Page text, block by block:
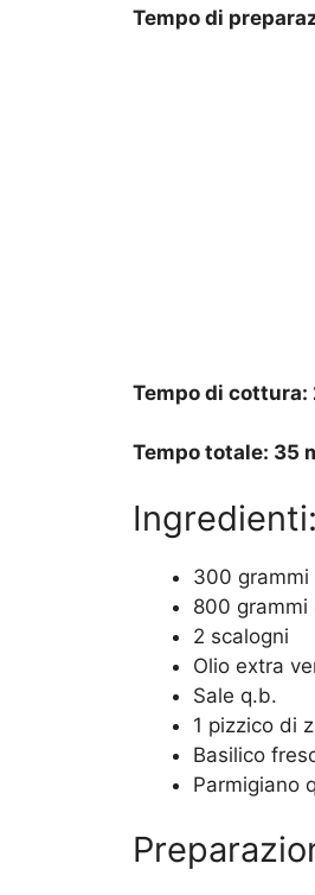
Tempo di
Tempo di
Tempo totale: 35
Ingredienti:
300
800 grammi
2 scalogni
Olio extra
Sale q.b.
1 pizzico di
Basilico
Parmigiano